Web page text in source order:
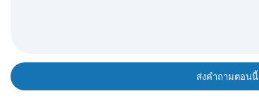
ส่งคำถามตอนนี้